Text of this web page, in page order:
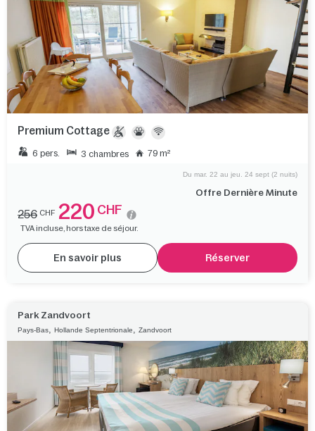
Premium Cottage
6 pers. 3 chambres 79 m²
Offre Dernière Minute
Du mar. 22 au jeu. 24 sept (2 nuits)
256 CHF 220 CHF
TVA incluse, hors taxe de séjour.
En savoir plus Réserver
Park Zandvoort
Pays-Bas, Hollande Septentrionale, Zandvoort